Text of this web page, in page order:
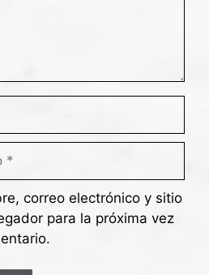
correo electrónico y sitio
para la próxima vez